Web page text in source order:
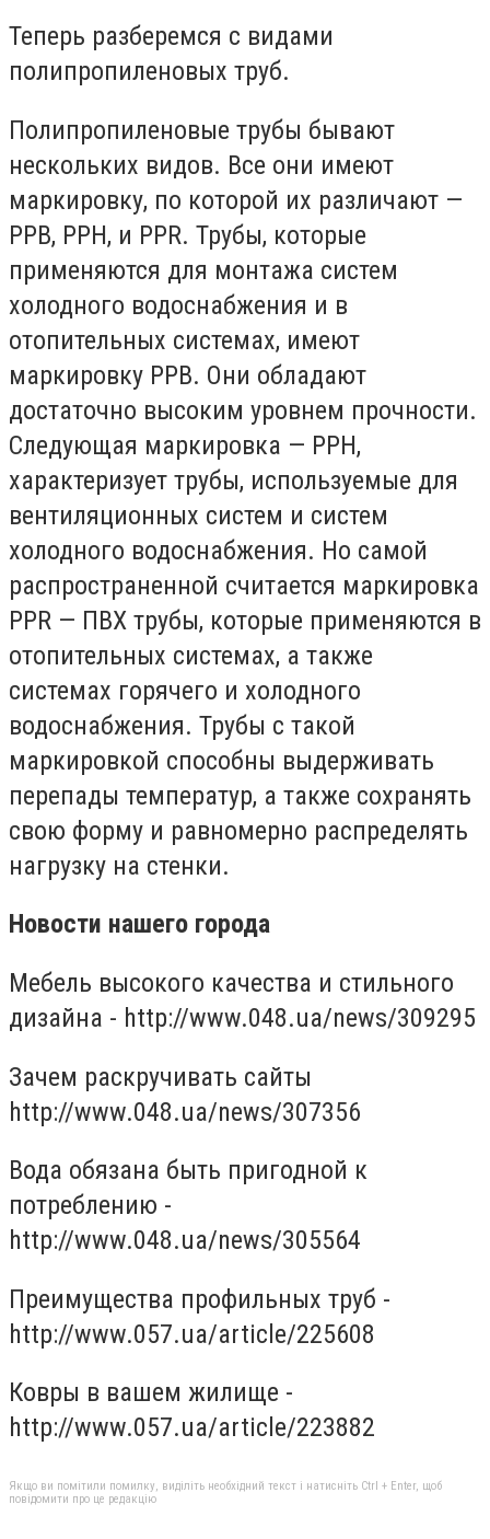
Теперь разберемся с видами
полипропиленовых труб.
Полипропиленовые трубы бывают
нескольких видов. Все они имеют
маркировку, по которой их различают —
PPB, PPH, и PPR. Трубы, которые
применяются для монтажа систем
холодного водоснабжения и в
отопительных системах, имеют
маркировку PPB. Они обладают
достаточно высоким уровнем прочности.
Следующая маркировка — РРН,
характеризует трубы, используемые для
вентиляционных систем и систем
холодного водоснабжения. Но самой
распространенной считается маркировка
PPR — ПВХ трубы, которые применяются в
отопительных системах, а также
системах горячего и холодного
водоснабжения. Трубы с такой
маркировкой способны выдерживать
перепады температур, а также сохранять
свою форму и равномерно распределять
нагрузку на стенки.
Новости нашего города
Мебель высокого качества и стильного
дизайна - http://www.048.ua/news/309295
Зачем раскручивать сайты
http://www.048.ua/news/307356
Вода обязана быть пригодной к
потреблению -
http://www.048.ua/news/305564
Преимущества профильных труб -
http://www.057.ua/article/225608
Ковры в вашем жилище -
http://www.057.ua/article/223882
Якщо ви помітили помилку, виділіть необхідний текст і натисніть Ctrl + Enter, щоб
повідомити про це редакцію